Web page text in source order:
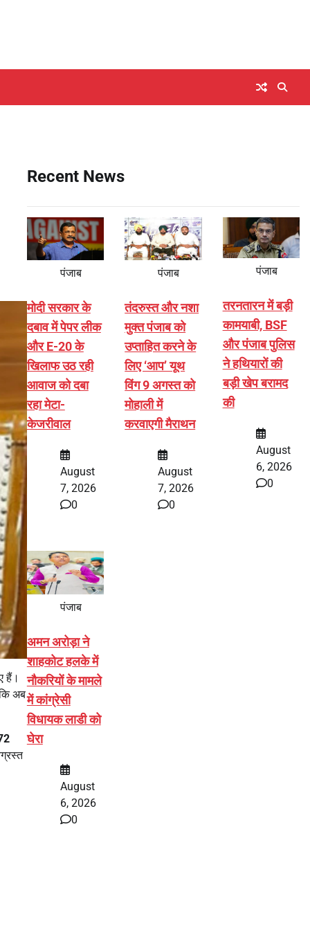
हैं।
अब
Recent News
पंजाब
मोदी सरकार के
दबाव में पेपर लीक
और E-20 के
खिलाफ उठ रही
आवाज को दबा
रहा मेटा-
केजरीवाल
August
7, 2026
0
पंजाब
तंदरुस्त और नशा
मुक्त पंजाब को
उप्ताहित करने के
लिए ‘आप’ यूथ
विंग 9 अगस्त को
मोहाली में
करवाएगी मैराथन
August
7, 2026
0
पंजाब
तरनतारन में बड़ी
कामयाबी, BSF
और पंजाब पुलिस
ने हथियारों की
बड़ी खेप बरामद
की
August
6, 2026
0
पंजाब
अमन अरोड़ा ने
शाहकोट हलके में
नौकरियों के मामले
में कांग्रेसी
विधायक लाडी को
घेरा
August
6, 2026
0